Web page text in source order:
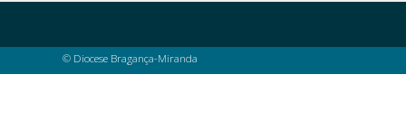
© Diocese Bragança-Miranda